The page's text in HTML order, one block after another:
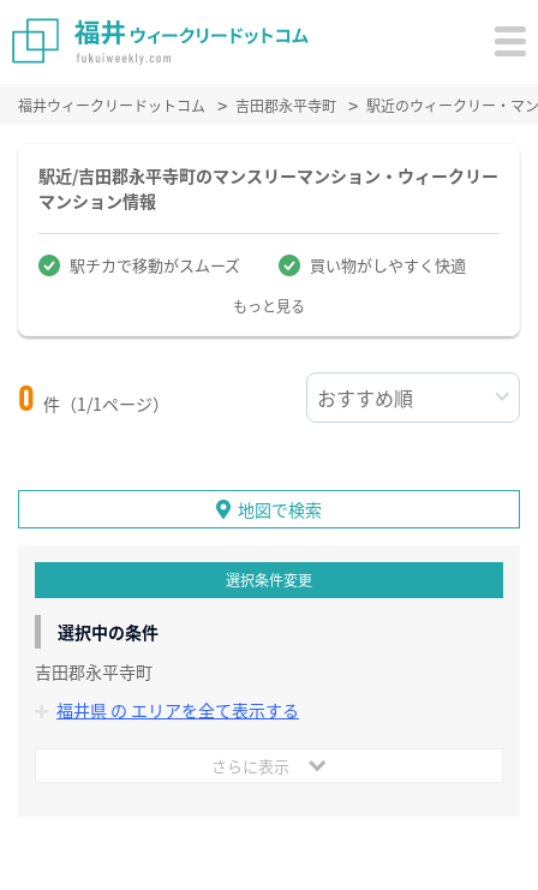
福井ウィークリードットコム 吉田郡永平寺町 駅近のウィークリー・マ
駅近/吉田郡永平寺町のマンスリーマンション・ウィークリー
マンション情報
駅チカで移動がスムーズ 買い物がしやすく快適
もっと見る
0 件（1/1ページ）
地図で検索
選択条件変更
選択中の条件
吉田郡永平寺町
福井県 の エリアを全て表示する
さらに表示